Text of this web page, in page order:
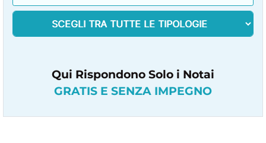
Qui Rispondono Solo i Notai
GRATIS E SENZA IMPEGNO